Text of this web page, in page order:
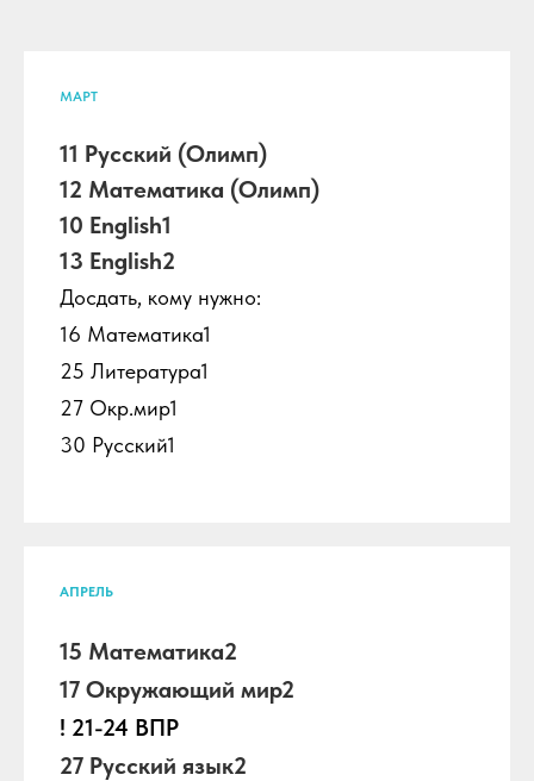
МАРТ
11 Русский (Олимп)
12 Математика (Олимп)
10 English1
13 English2
Досдать, кому нужно:
16 Математика1
25 Литература1
27 Окр.мир1
30 Русский1
АПРЕЛЬ
15 Математика2
17 Окружающий мир2
! 21-24 ВПР
27 Русский язык2